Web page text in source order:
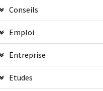
Conseils
Emploi
Entreprise
Etudes